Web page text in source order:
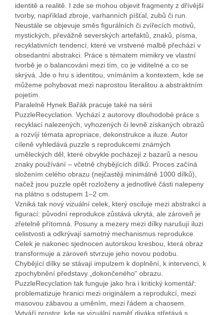
identitě a realitě. I zde se mohou objevit fragmenty z dřívější
tvorby, například zbroje, varhanních píšťal, zubů či run.
Neustále se objevuje směs figurálních či zvířecích motivů,
mystických, převážně severských artefaktů, znaků, písma,
recyklativních tendencí, které ve vrstvené malbě přechází v
obsedantní abstrakci. Práce s tématem mimikry ve vlastní
tvorbě je o balancování mezi tím, co je viditelné a co se
skrývá. Jde o hru s identitou, vnímáním a kontextem, kde se
můžeme pohybovat mezi naprostou literalitou a abstraktním
pojetím.
Paralelně Hynek Bařák pracuje také na sérii
PuzzleRecyclation. Vychází z autorovy dlouhodobé práce s
recyklací nalezených, vyhozených či levně získaných obrazů
a rozvíjí témata apropriace, dekonstrukce a iluze. Autor
cíleně vyhledává puzzle s reprodukcemi známých
uměleckých děl, které obvykle pocházejí z bazarů a nesou
znaky používání – včetně chybějících dílků. Proces začíná
složením celého obrazu (nejčastěji minimálně 1000 dílků),
načež jsou puzzle opět rozloženy a jednotlivé části nalepeny
na plátno s odstupem 1–2 cm.
Vzniká tak nový vizuální celek, který osciluje mezi abstrakcí a
figurací: původní reprodukce zůstává ukrytá, ale zároveň je
zřetelně přítomná. Posuny a mezery mezi dílky narušují iluzi
celistvosti a odkrývají samotný mechanismus reprodukce.
Celek je nakonec sjednocen autorskou kresbou, která obraz
transformuje a zároveň stvrzuje jeho novou podobu.
Chybějící dílky se stávají impulzem k doplnění, k intervenci, k
zpochybnění představy „dokončeného“ obrazu.
PuzzleRecyclation tak funguje jako hra i kritický komentář:
problematizuje hranici mezi originálem a reprodukcí, mezi
masovou zábavou a uměním, mezi řádem a chaosem.
Vytváří prostor, kde se vizuální paměť diváka střetává s